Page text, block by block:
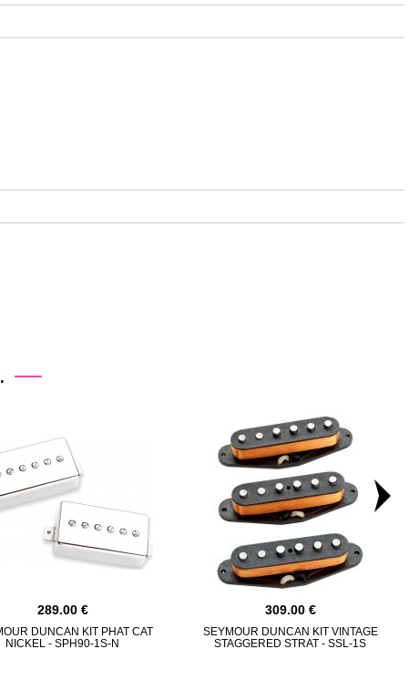
289.00
DUNCAN KIT PHAT CAT
NICKEL - SPH90-1S-N
309.00
SEYMOUR DUNCAN KIT VINTAGE
STAGGERED STRAT - SSL-1S